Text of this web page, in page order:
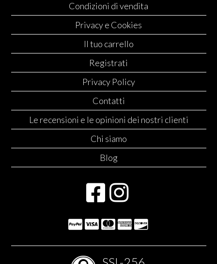
Condizioni di vendita
Privacy e Cookies
Il tuo carrello
Registrati
Privacy Policy
Contatti
Le recensioni e le opinioni dei nostri clienti
Chi siamo
Blog